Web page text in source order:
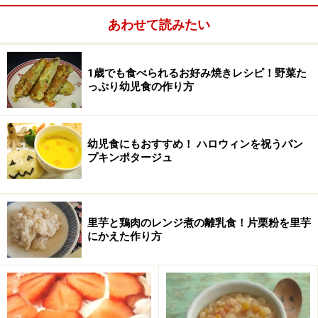
ご飯 子ども茶碗1杯
にんじん 長さ5cm程度
海苔 適宜
あわせて読みたい
1歳でも食べられるお好み焼きレシピ！野菜た
っぷり幼児食の作り方
幼児食にもおすすめ！ ハロウィンを祝うパン
プキンポタージュ
里芋と鶏肉のレンジ煮の離乳食！片栗粉を里芋
にかえた作り方